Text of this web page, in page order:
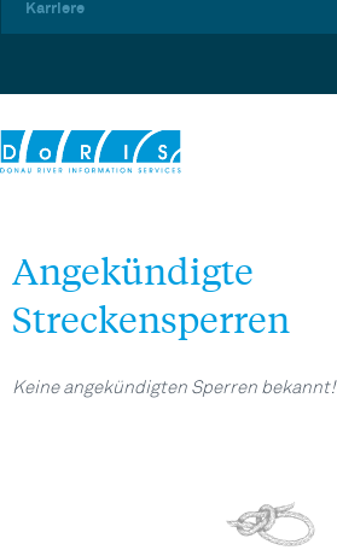
Karriere
Angekündigte
Streckensperren
Keine angekündigten Sperren bekannt!